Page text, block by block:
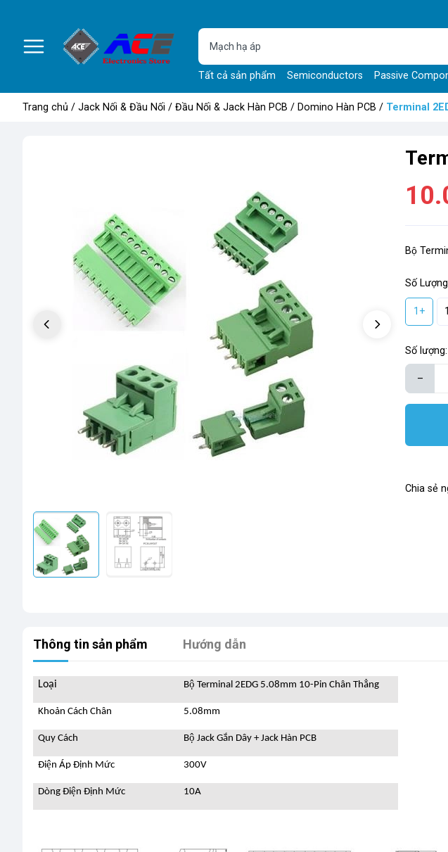
Tất cả sản phẩm Semiconductors Passive
Trang chủ / Jack Nối & Đầu Nối / Đầu Nối & Jack Hàn PCB / Domino Hàn PCB / Terminal
Bộ
Số
1+
Số lượng:
–
Chia sẻ
Thông tin sản phẩm Hướng dẫn
Loại Bộ Terminal 2EDG 5.08mm 10-Pin Chân Thẳng
Khoản Cách Chân 5.08mm
Quy Cách Bộ Jack Gắn Dây + Jack Hàn PCB
Điện Áp Định Mức 300V
Dòng Điện Định Mức 10A